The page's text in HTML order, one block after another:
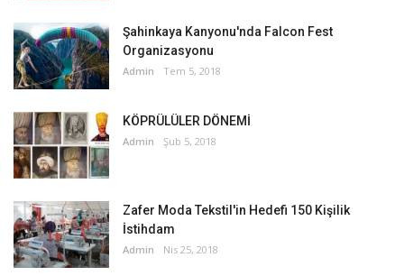
Şahinkaya Kanyonu'nda Falcon Fest
Organizasyonu
Admin Tem 5, 2018
KÖPRÜLÜLER DÖNEMİ
Admin Şub 5, 2018
Zafer Moda Tekstil'in Hedefi 150 Kişilik
İstihdam
Admin Nis 25, 2018